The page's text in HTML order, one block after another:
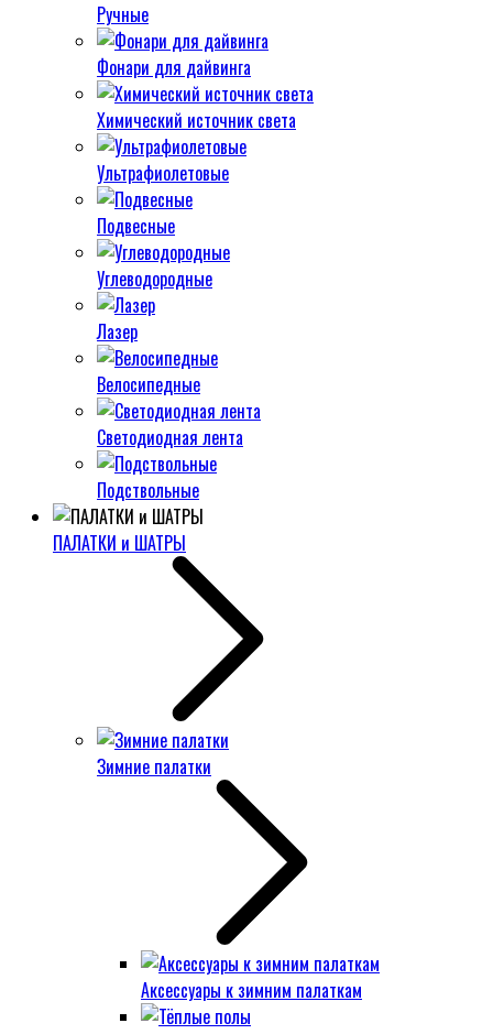
Ручные
Фонари для дайвинга
Химический источник света
Ультрафиолетовые
Подвесные
Углеводородные
Лазер
Велосипедные
Светодиодная лента
Подствольные
ПАЛАТКИ и ШАТРЫ
Зимние палатки
Аксессуары к зимним палаткам